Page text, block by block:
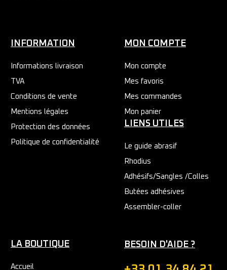
INFORMATION
Informations livraison
TVA
Conditions de vente
Mentions légales
Protection des données
Politique de confidentialité
MON COMPTE
Mon compte
Mes favoris
Mes commandes
Mon panier
LIENS UTILES
Le guide abrasif
Rhodius
Adhésifs/Sangles /Colles
Butées adhésives
Assembler-coller
LA BOUTIQUE
Accueil
BESOIN D'AIDE ?